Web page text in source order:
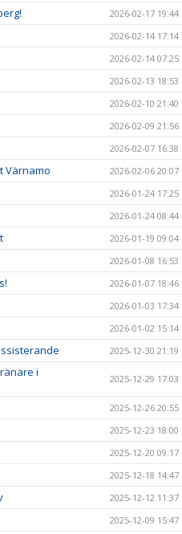
2026-02-17 19:44
2026-02-14 17:14
2026-02-14 07:25
2026-02-13 18:53
2026-02-10 21:40
2026-02-09 21:56
2026-02-07 16:38
Värnamo 2026-02-06 20:07
2026-01-24 17:25
2026-01-24 08:44
2026-01-19 09:04
2026-01-08 16:53
2026-01-07 18:46
2026-01-03 17:34
2026-01-02 15:14
2025-12-30 21:19
i
2025-12-29 17:03
2025-12-26 20:55
2025-12-23 18:00
2025-12-20 09:17
2025-12-18 14:47
2025-12-12 11:37
2025-12-09 15:47